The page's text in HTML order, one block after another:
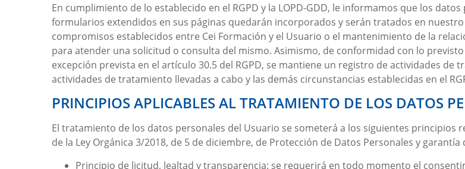
En cumplimiento de lo establecido en el RGPD y la LOPD-GDD, le informamos que los
formularios extendidos en sus páginas quedarán incorporados y serán tratados en
compromisos establecidos entre Cei Formación y el Usuario o el mantenimiento de la
para atender una solicitud o consulta del mismo. Asimismo, de conformidad con lo previsto
excepción prevista en el artículo 30.5 del RGPD, se mantiene un registro de actividades de
actividades de tratamiento llevadas a cabo y las demás circunstancias establecidas en el
PRINCIPIOS APLICABLES AL TRATAMIENTO DE LOS DATOS
El tratamiento de los datos personales del Usuario se someterá a los siguientes principios
de la Ley Orgánica 3/2018, de 5 de diciembre, de Protección de Datos Personales y
Principio de licitud, lealtad y transparencia: se requerirá en todo momento el